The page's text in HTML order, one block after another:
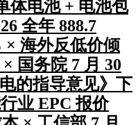
体电池 + 电池包
全年 888.7
× 海外反低价倾
国务院 7 月 30
的指导意见》下
业 EPC 报价